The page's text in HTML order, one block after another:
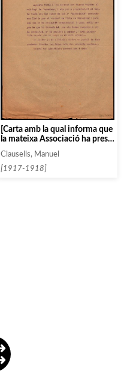
[Carta amb la qual informa que
la mateixa Associació ha pres
una llotja pel concert del Trio
de Barcelona]
Clausells, Manuel
[1917-1918]